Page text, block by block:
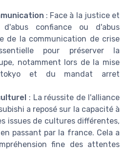
: Face à la justice et
d'abus confiance ou d'abus
de la communication de crise
pour préserver la
notamment lors de la mise
et du mandat arret
: La réussite de l'alliance
a reposé sur la capacité à
issues de cultures différentes,
passant par la france. Cela a
fine des attentes